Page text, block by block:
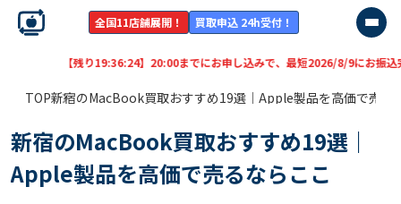
全国11店舗展開！ 買取申込 24h受付！
】20:00までにお申し込みで、最短2026/8/9にお振込完了！
TOP新宿のMacBook買取おすすめ19選｜Apple製品を高価で売る
新宿のMacBook買取おすすめ19選｜
Apple製品を高価で売るならここ